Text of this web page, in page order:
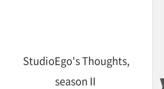
StudioEgo's Thoughts,
seasonⅡ